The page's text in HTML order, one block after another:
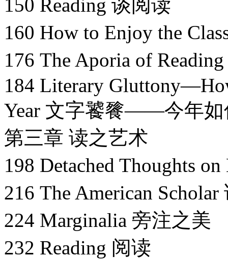
150 Reading 谈阅读
160 How to Enjoy the
176 The Aporia of
184 Literary
Year 文字饕餮——今年如
第三章 读之艺术
198 Detached Thoughts
216 The American
224 Marginalia 旁注之美
232 Reading 阅读